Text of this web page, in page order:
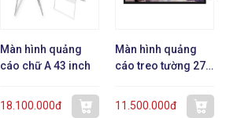
Màn hình quảng
cáo chữ A 43 inch
18.100.000đ
Màn hình quảng
cáo treo tường 27
11.500.000đ